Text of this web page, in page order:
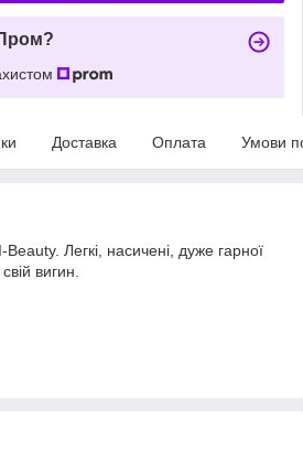
Доставка Оплата Умови
Beauty. Легкі, насичені, дуже гарної
вигин.